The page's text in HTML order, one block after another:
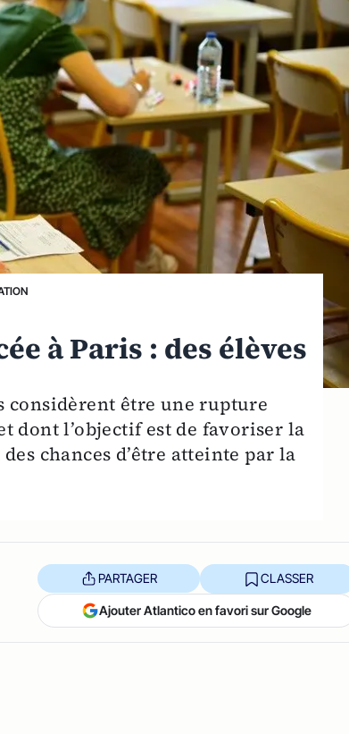
à Paris : des élèves
considèrent être une rupture
dont l’objectif est de favoriser la
chances d’être atteinte par la
PARTAGER CLASSER
Ajouter Atlantico en favori sur Google